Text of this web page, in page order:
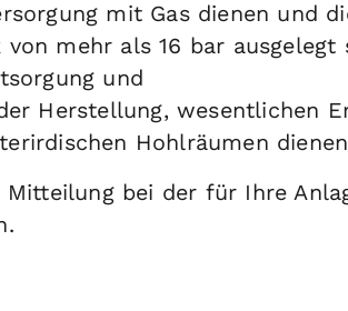
mit Gas dienen und
mehr als 16 bar ausgelegt
und
Herstellung, wesentlichen
Hohlräumen
bei der für Ihre